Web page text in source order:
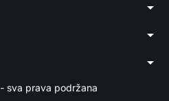
arrow_drop_down
arrow_drop_down
arrow_drop_down
sva prava podržana